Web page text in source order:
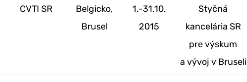
CVTI SR
Belgicko,
Brusel
1.-31.10.
2015
Styčná
kancelária SR
pre výskum
a vývoj v Bruseli